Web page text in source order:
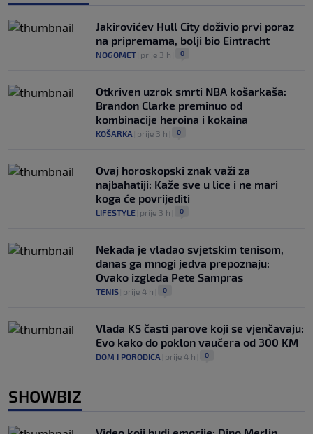
Jakirovićev Hull City doživio prvi poraz
na pripremama, bolji bio Eintracht
NOGOMET prije 3 h 0
Otkriven uzrok smrti NBA košarkaša:
Brandon Clarke preminuo od
kombinacije heroina i kokaina
KOŠARKA prije 3 h 0
Ovaj horoskopski znak važi za
najbahatiji: Kaže sve u lice i ne mari
koga će povrijediti
LIFESTYLE prije 3 h 0
Nekada je vladao svjetskim tenisom,
danas ga mnogi jedva prepoznaju:
Ovako izgleda Pete Sampras
TENIS prije 4 h 0
Vlada KS časti parove koji se vjenčavaju:
Evo kako do poklon vaučera od 300 KM
DOM I PORODICA prije 4 h 0
SHOWBIZ